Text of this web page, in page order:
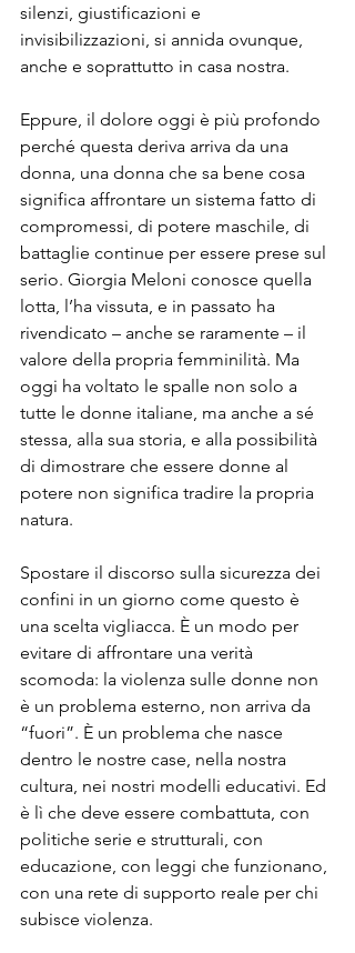
silenzi, giustificazioni e
invisibilizzazioni, si annida ovunque,
anche e soprattutto in casa nostra.
Eppure, il dolore oggi è più profondo
perché questa deriva arriva da una
donna, una donna che sa bene cosa
significa affrontare un sistema fatto di
compromessi, di potere maschile, di
battaglie continue per essere prese sul
serio. Giorgia Meloni conosce quella
lotta, l’ha vissuta, e in passato ha
rivendicato – anche se raramente – il
valore della propria femminilità. Ma
oggi ha voltato le spalle non solo a
tutte le donne italiane, ma anche a sé
stessa, alla sua storia, e alla possibilità
di dimostrare che essere donne al
potere non significa tradire la propria
natura.
Spostare il discorso sulla sicurezza dei
confini in un giorno come questo è
una scelta vigliacca. È un modo per
evitare di affrontare una verità
scomoda: la violenza sulle donne non
è un problema esterno, non arriva da
“fuori”. È un problema che nasce
dentro le nostre case, nella nostra
cultura, nei nostri modelli educativi. Ed
è lì che deve essere combattuta, con
politiche serie e strutturali, con
educazione, con leggi che funzionano,
con una rete di supporto reale per chi
subisce violenza.